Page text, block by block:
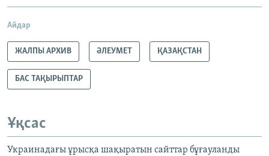
Айдар
ЖАЛПЫ АРХИВ ӘЛЕУМЕТ ҚАЗАҚСТАН
БАС ТАҚЫРЫПТАР
Ұқсас
Украинадағы ұрысқа шақыратын сайттар бұғауланды